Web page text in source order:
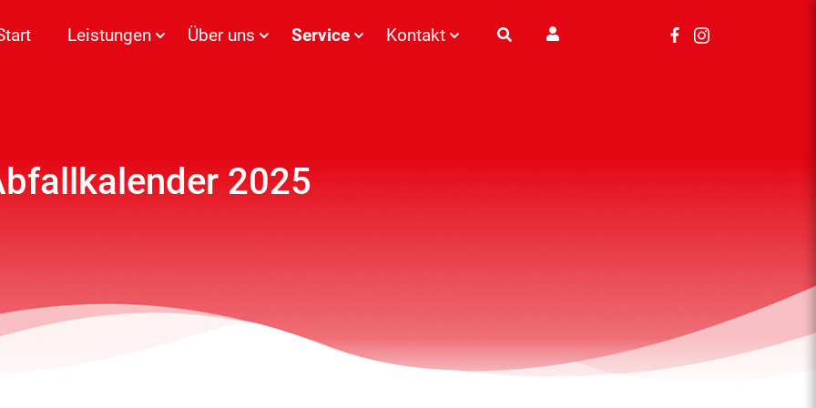
Leistungen Über uns Service Kontakt
2025